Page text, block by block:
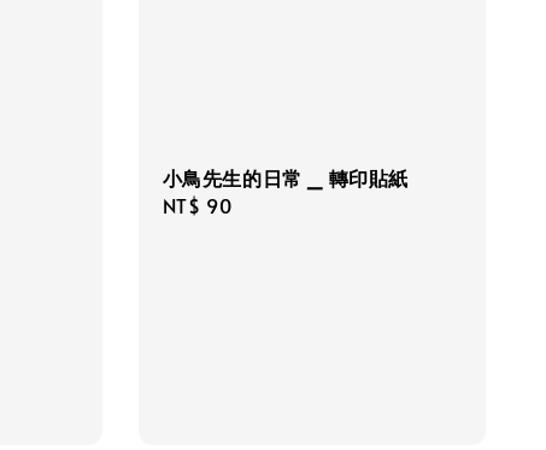
小鳥先生的日常 _ 轉印貼紙
Regular
NT$ 90